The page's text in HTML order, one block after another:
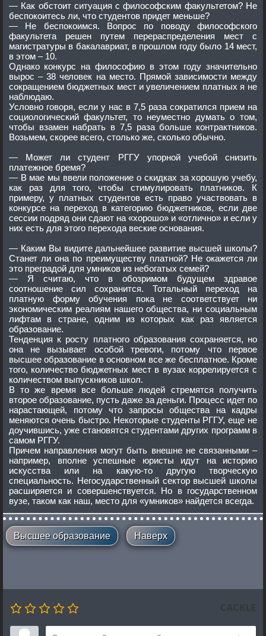
— Как обстоит ситуация с философским факультетом? Не
беспокоитесь ли, что студентов придет меньше?
— Не беспокоимся. Вопрос по поводу философского
факультета решен путем перераспределения мест с
магистратуры в бакалавриат, в прошлом году было 14 мест,
в этом – 10.
Однако конкурс на философию в этом году значительно
вырос – 38 человек на место. Прямой зависимости между
сокращением бюджетных мест и увеличением платных я не
наблюдаю.
Условно говоря, если у нас в 7,5 раза сократился прием на
социологический факультет, то неуместно думать о том,
чтобы взамен набрать в 7,5 раза больше контрактников.
Возьмем, скорее всего, столько же, сколько обычно.
— Может ли студент РГГУ упорной учебой снизить
платежное бремя?
— В мае мы ввели положение о скидках за хорошую учебу,
как раз для того, чтобы стимулировать платников. К
примеру, у платных студентов есть право участвовать в
конкурсе на переход в категорию бюджетников, если две
сессии подряд они сдают на «хорошо» и «отлично» и если у
них есть для этого перехода веские основания.
— Каким Вы видите дальнейшее развитие высшей школы?
Станет ли она по преимуществу платной? Не окажется ли
это преградой для умников из небогатых семей?
— Я считаю, что в обозримом будущем здравое
соотношение сил сохранится. Тотальный переход на
платную форму обучения пока не соответствует ни
экономическим реалиям нашего общества, ни социальным
лифтам в стране, одним из которых как раз является
образование.
Тенденция к росту платного образования сохраняется, но
она не вызывает особой тревоги, потому что первое
высшее образование в основном все же бесплатное. Кроме
того, количество бюджетных мест в вузах коррелируется с
количеством выпускников школ.
В то же время все больше людей стремятся получить
второе образование, пусть даже за деньги. Процесс идет по
нарастающей, потому что запросы общества на кадры
меняются очень быстро. Некоторые студенты РГГУ, еще не
доучившись, уже становятся студентами других программ в
самом РГГУ.
Причем направления могут быть внешне не связанными –
например, вполне успешные юристы идут на историю
искусства или на какую-то другую творческую
специальность. Негосударственный сектор высшей школы
расширяется и совершенствуется. Но в государственном
вузе, таком как наш, место для «умников» найдется всегда.
Высшее образование Наверх